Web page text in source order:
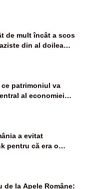
criză energetică
de mult încât a scos
din al doilea
ce patrimoniul va
al economiei
a evitat
pentru că era o
și fondurile de
de la Apele Române: